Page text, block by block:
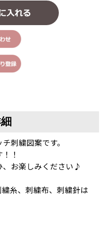
刺繍図案です。
！
、お楽しみください♪
糸、刺繍布、刺繍針は